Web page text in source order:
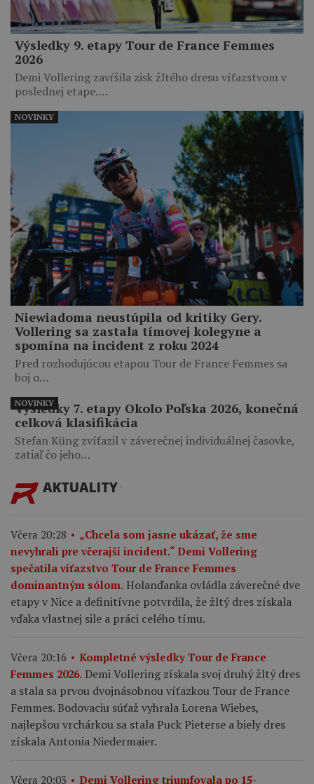
Výsledky 9. etapy Tour de France Femmes
2026
Demi Vollering zavŕšila zisk žltého dresu víťazstvom v
poslednej etape.…
Niewiadoma neustúpila od kritiky Gery.
Vollering sa zastala tímovej kolegyne a
spomína na incident z roku 2024
Pred rozhodujúcou etapou Tour de France Femmes sa
boj o…
NOVINKY
Výsledky 7. etapy Okolo Poľska 2026, konečná
celková klasifikácia
Stefan Küng zvíťazil v záverečnej individuálnej časovke,
zatiaľ čo jeho…
NOVINKY
AKTUALITY
Včera 20:28
„Chcela som jasne ukázať, že sme
nevyhrali pre včerajší incident.“ Demi Vollering
spečatila víťazstvo Tour de France Femmes
dominantným sólom. Holanďanka ovládla záverečné dve
etapy v Nice a definitívne potvrdila, že žltý dres získala
vďaka vlastnej sile a práci celého tímu.
Včera 20:16
Kompletné výsledky Tour de France
Femmes 2026. Demi Vollering získala svoj druhý žltý dres
a stala sa prvou dvojnásobnou víťazkou Tour de France
Femmes. Bodovaciu súťaž vyhrala Lorena Wiebes,
najlepšou vrchárkou sa stala Puck Pieterse a biely dres
získala Antonia Niedermaier.
Včera 20:03
Demi Vollering triumfovala po 15-